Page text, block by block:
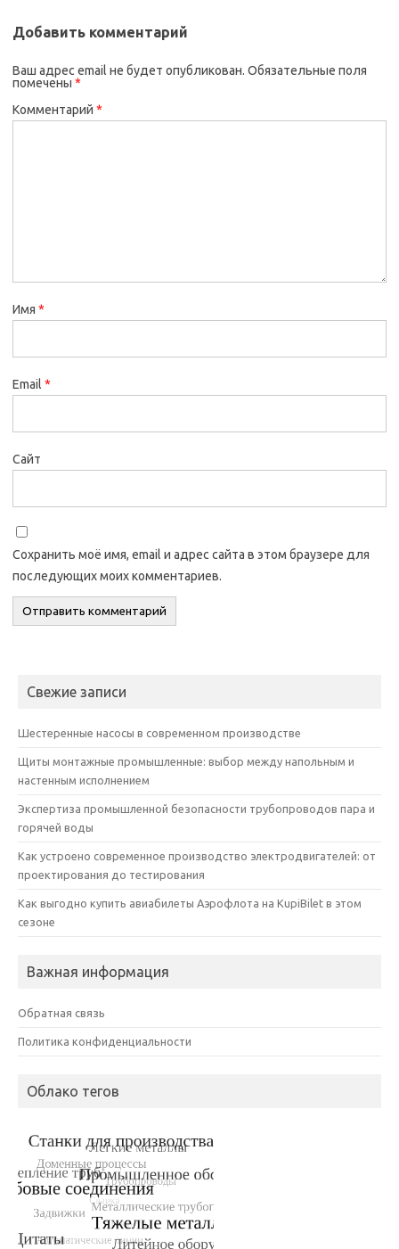
Добавить комментарий
Ваш адрес email не будет опубликован. Обязательные поля
помечены *
Комментарий *
Имя *
Email *
Сайт
Сохранить моё имя, email и адрес сайта в этом браузере для
последующих моих комментариев.
Свежие записи
Шестеренные насосы в современном производстве
Щиты монтажные промышленные: выбор между напольным и
настенным исполнением
Экспертиза промышленной безопасности трубопроводов пара и
горячей воды
Как устроено современное производство электродвигателей: от
проектирования до тестирования
Как выгодно купить авиабилеты Аэрофлота на KupiBilet в этом
сезоне
Важная информация
Обратная связь
Политика конфиденциальности
Облако тегов